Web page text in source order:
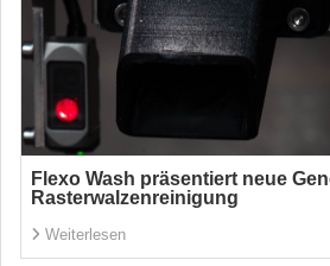
Flexo Wash präsentiert neue
Rasterwalzenreinigung
Weiterlesen